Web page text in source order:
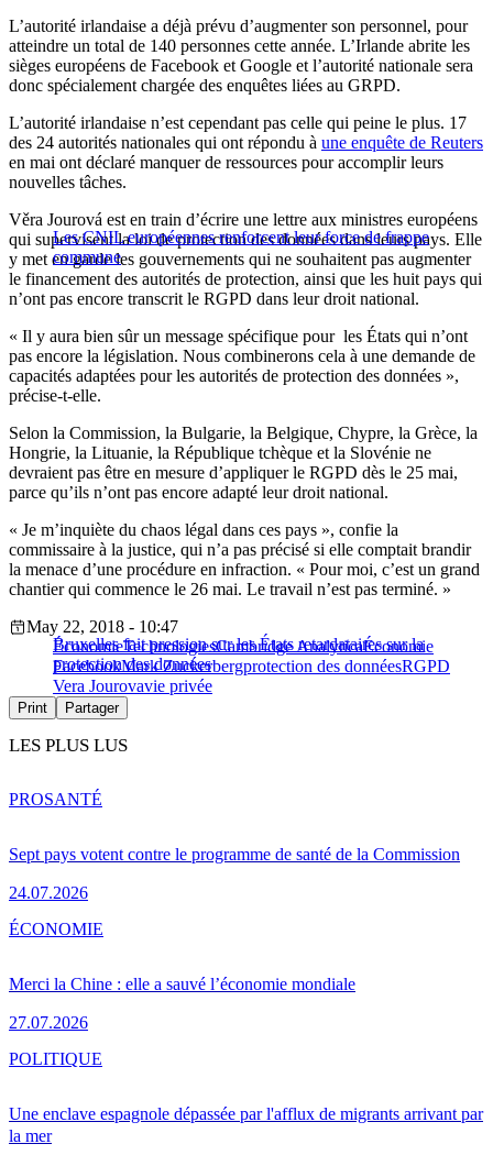
L’autorité irlandaise a déjà prévu d’augmenter son personnel, pour
atteindre un total de 140 personnes cette année. L’Irlande abrite les
sièges européens de Facebook et Google et l’autorité nationale sera
donc spécialement chargée des enquêtes liées au GRPD.
L’autorité irlandaise n’est cependant pas celle qui peine le plus. 17
des 24 autorités nationales qui ont répondu à une enquête de Reuters
en mai ont déclaré manquer de ressources pour accomplir leurs
nouvelles tâches.
Les CNIL européennes renforcent leur force de frappe
commune
Věra Jourová est en train d’écrire une lettre aux ministres européens
qui supervisent la loi de protection des données dans leurs pays. Elle
y met en garde les gouvernements qui ne souhaitent pas augmenter
le financement des autorités de protection, ainsi que les huit pays qui
n’ont pas encore transcrit le RGPD dans leur droit national.
« Il y aura bien sûr un message spécifique pour les États qui n’ont
pas encore la législation. Nous combinerons cela à une demande de
capacités adaptées pour les autorités de protection des données »,
précise-t-elle.
Selon la Commission, la Bulgarie, la Belgique, Chypre, la Grèce, la
Hongrie, la Lituanie, la République tchèque et la Slovénie ne
devraient pas être en mesure d’appliquer le RGPD dès le 25 mai,
parce qu’ils n’ont pas encore adapté leur droit national.
« Je m’inquiète du chaos légal dans ces pays », confie la
commissaire à la justice, qui n’a pas précisé si elle comptait brandir
la menace d’une procédure en infraction. « Pour moi, c’est un grand
chantier qui commence le 26 mai. Le travail n’est pas terminé. »
Bruxelles fait pression sur les États retardataires sur la
protection des données
May 22, 2018 - 10:47
ÉconomieTechnologiesCambridge AnalyticaÉconomie
FacebookMark Zuckerbergprotection des donnéesRGPD
Vera Jourovavie privée
Print Partager
LES PLUS LUS
Sept pays votent contre le programme de santé de la Commission
24.07.2026
PROSANTÉ
Merci la Chine : elle a sauvé l’économie mondiale
27.07.2026
ÉCONOMIE
Une enclave espagnole dépassée par l'afflux de migrants arrivant par
la mer
POLITIQUE